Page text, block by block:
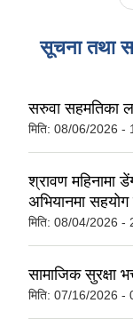
सूचना तथा
सरुवा सहमतिका
मिति: 08/06/2026 -
श्रावण महिनामा
अभियानमा सहयोग
मिति: 08/04/2026 -
सामाजिक सुरक्षा
मिति: 07/16/2026 -